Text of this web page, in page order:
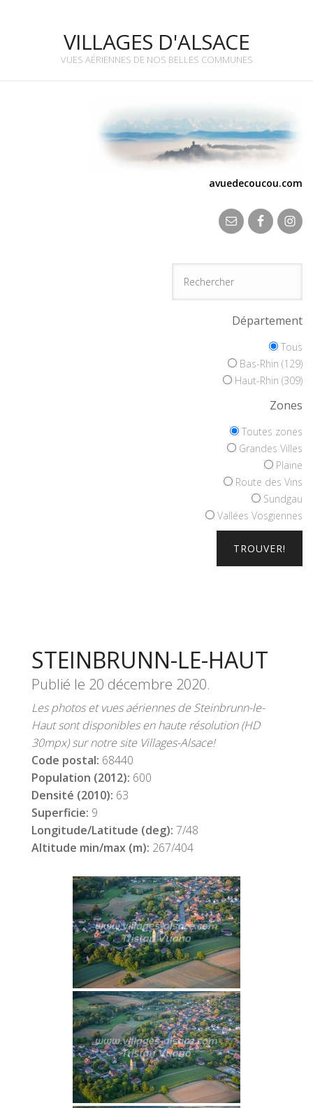
VILLAGES D'ALSACE
VUES AÉRIENNES DE NOS BELLES COMMUNES
avuedecoucou.com
Département
Tous
Bas-Rhin (129)
Haut-Rhin (309)
Zones
Toutes zones
Grandes Villes
Plaine
Route des Vins
Sundgau
Vallées Vosgiennes
STEINBRUNN-LE-HAUT
Publié le 20 décembre 2020.
Les photos et vues aériennes de Steinbrunn-le-
Haut sont disponibles en haute résolution (HD
30mpx) sur notre site Villages-Alsace!
Code postal: 68440
Population (2012): 600
Densité (2010): 63
Superficie: 9
Longitude/Latitude (deg): 7/48
Altitude min/max (m): 267/404